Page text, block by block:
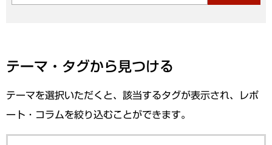
テーマ・タグから見つける
テーマを選択いただくと、該当するタグが表示され、レポ
ート・コラムを絞り込むことができます。